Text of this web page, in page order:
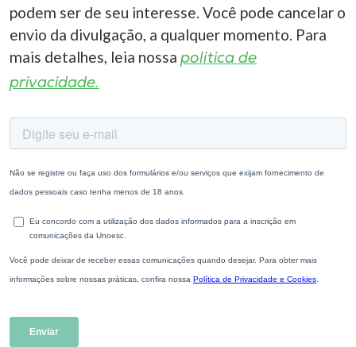
podem ser de seu interesse. Você pode cancelar o
envio da divulgação, a qualquer momento. Para
mais detalhes, leia nossa política de
privacidade.